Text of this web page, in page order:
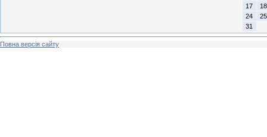
17
18
24
25
31
Повна версія сайту